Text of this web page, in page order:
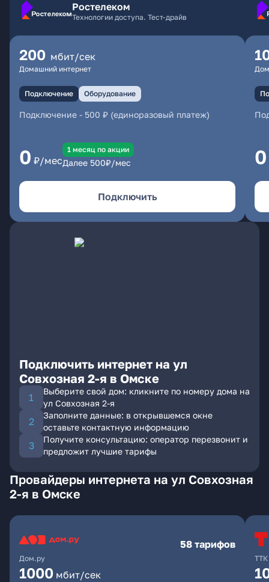
Ростелеком
Технологии доступа. Тест-драйв
200 мбит/сек
Домашний интернет
Подключение Оборудование
Подключение - 500 ₽ (единоразовый платеж)
0 ₽/мес
1 месяц по акции
Далее 500₽/мес
Подключить
0
Подключить интернет на ул
Совхозная 2-я в Омске
Выберите свой дом: кликните по номеру дома на
ул Совхозная 2-я
Заполните данные: в открывшемся окне
оставьте контактную информацию
Получите консультацию: оператор перезвонит и
предложит лучшие тарифы
Провайдеры интернета на ул Совхозная
2-я в Омске
Дом.ру
58 тарифов
1000 мбит/сек
ТТК